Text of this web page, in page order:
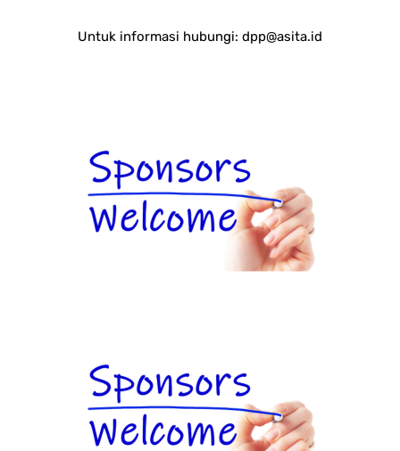
Untuk informasi hubungi: dpp@asita.id